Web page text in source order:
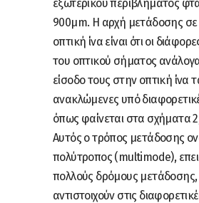
εξωτερικού περιβλήματος
900μm. Η αρχή μετάδοσης
οπτική ίνα είναι ότι οι
του οπτικού σήματος
είσοδο τους στην οπτική ίνα
ανακλώμενες υπό
όπως φαίνεται στα σχήματα
Αυτός ο τρόπος μετάδοσης
πολύτροπος (multimode),
πολλούς δρόμους
αντιστοιχούν στις